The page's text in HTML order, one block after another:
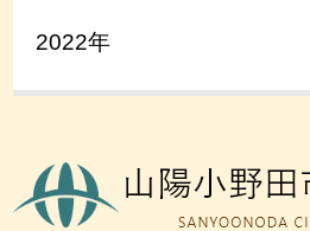
2022年